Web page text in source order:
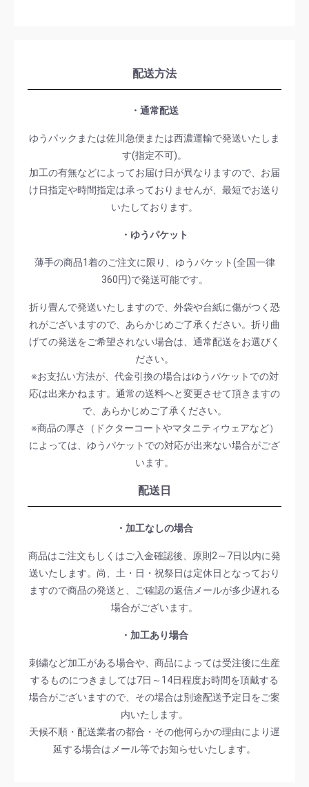
配送方法
・通常配送
ゆうパックまたは佐川急便または西濃運輸で発送いたしま
す(指定不可)。
加工の有無などによってお届け日が異なりますので、お届
け日指定や時間指定は承っておりませんが、最短でお送り
いたしております。
・ゆうパケット
薄手の商品1着のご注文に限り、ゆうパケット(全国一律
360円)で発送可能です。
折り畳んで発送いたしますので、外袋や台紙に傷がつく恐
れがございますので、あらかじめご了承ください。折り曲
げての発送をご希望されない場合は、通常配送をお選びく
ださい。
※お支払い方法が、代金引換の場合はゆうパケットでの対
応は出来かねます。通常の送料へと変更させて頂きますの
で、あらかじめご了承ください。
※商品の厚さ（ドクターコートやマタニティウェアなど）
によっては、ゆうパケットでの対応が出来ない場合がござ
います。
配送日
・加工なしの場合
商品はご注文もしくはご入金確認後、原則2～7日以内に発
送いたします。尚、土・日・祝祭日は定休日となっており
ますので商品の発送と、ご確認の返信メールが多少遅れる
場合がございます。
・加工あり場合
刺繍など加工がある場合や、商品によっては受注後に生産
するものにつきましては7日～14日程度お時間を頂戴する
場合がございますので、その場合は別途配送予定日をご案
内いたします。
天候不順・配送業者の都合・その他何らかの理由により遅
延する場合はメール等でお知らせいたします。